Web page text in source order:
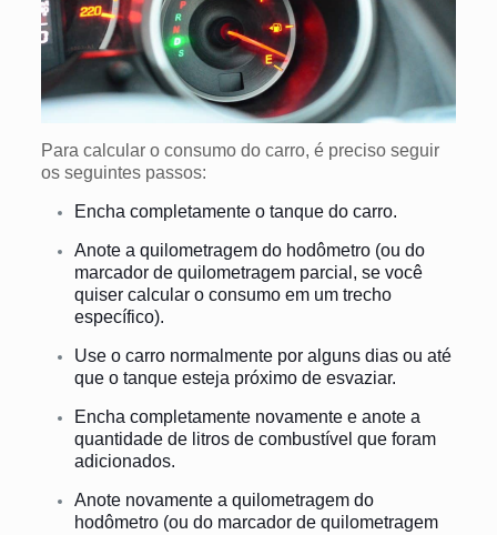
Para calcular o consumo do carro, é preciso seguir
os seguintes passos:
Encha completamente o tanque do carro.
Anote a quilometragem do hodômetro(ou do
marcador de quilometragem parcial, se você
quiser calcular o consumo em um trecho
específico).
Use o carro normalmente por alguns dias ou até
que o tanque esteja próximo de esvaziar.
Encha completamente novamente e anote a
quantidade de litros de combustível que foram
adicionados.
Anote novamente a quilometragem do
hodômetro (ou do marcador de quilometragem